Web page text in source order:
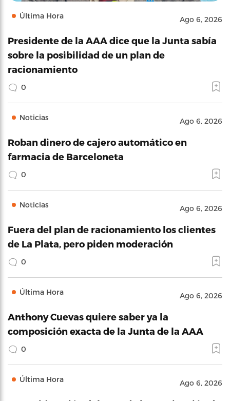
Última Hora Ago 6, 2026
Presidente de la AAA dice que la Junta sabía
sobre la posibilidad de un plan de
racionamiento
0
Noticias Ago 6, 2026
Roban dinero de cajero automático en
farmacia de Barceloneta
0
Noticias Ago 6, 2026
Fuera del plan de racionamiento los clientes
de La Plata, pero piden moderación
0
Última Hora Ago 6, 2026
Anthony Cuevas quiere saber ya la
composición exacta de la Junta de la AAA
0
Última Hora Ago 6, 2026